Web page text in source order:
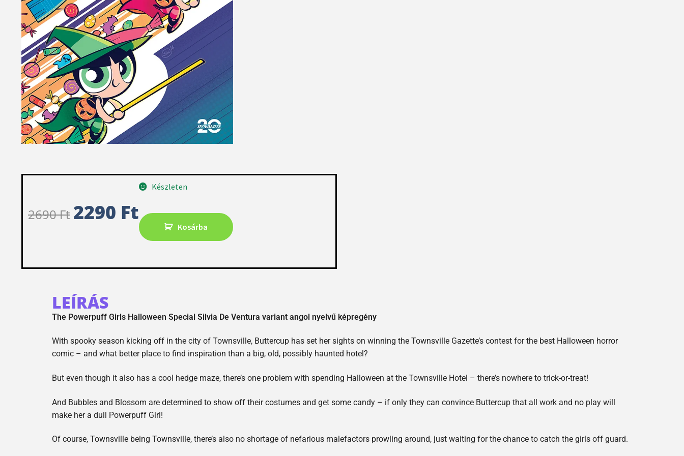
2690Ft 2290 Ft
Készleten
Kosárba
LEÍRÁS
The Powerpuff Girls Halloween Special Silvia De Ventura variant angol nyelvű képregény
With spooky season kicking off in the city of Townsville, Buttercup has set her sights on winning the Townsville Gazette’s contest for the best Halloween horror
comic – and what better place to find inspiration than a big, old, possibly haunted hotel?
But even though it also has a cool hedge maze, there’s one problem with spending Halloween at the Townsville Hotel – there’s nowhere to trick-or-treat!
And Bubbles and Blossom are determined to show off their costumes and get some candy – if only they can convince Buttercup that all work and no play will
make her a dull Powerpuff Girl!
Of course, Townsville being Townsville, there’s also no shortage of nefarious malefactors prowling around, just waiting for the chance to catch the girls off guard.